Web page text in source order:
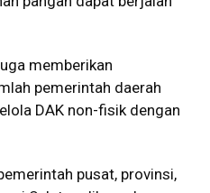
memberikan
pemerintah daerah
DAK non-fisik dengan
pusat, provinsi,